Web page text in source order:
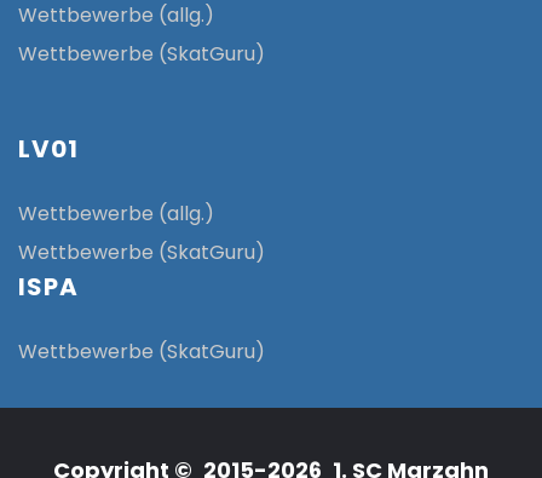
Wettbewerbe (allg.)
Wettbewerbe (SkatGuru)
LV01
Wettbewerbe (allg.)
Wettbewerbe (SkatGuru)
ISPA
Wettbewerbe (SkatGuru)
Copyright © 2015-2026 1. SC Marzahn